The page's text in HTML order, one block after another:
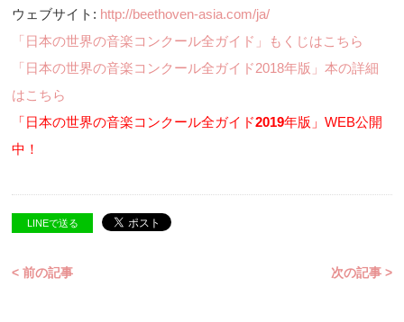
ウェブサイト: http://beethoven-asia.com/ja/
「日本の世界の音楽コンクール全ガイド」もくじはこちら
「日本の世界の音楽コンクール全ガイド2018年版」本の詳細
はこちら
「日本の世界の音楽コンクール全ガイド2019年版」WEB公開
中！
LINEで送る
< 前の記事 次の記事 >